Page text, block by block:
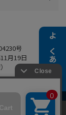
よくある質問
号
月19日